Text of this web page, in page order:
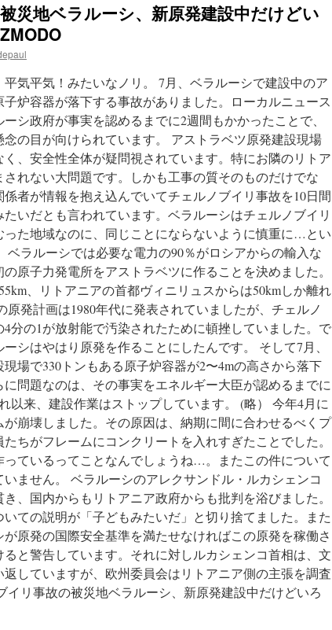
Power
a
Dangerous
via
GIZMODO
災地ベラルーシ、新原発建設中だけどい
気平気！みたいなノリ。 7月、ベラルーシで建設中のア
炉容器が落下する事故がありました。ローカルニュース
シ政府が事実を認めるまでに2週間もかかったことで、
の目が向けられています。 アストラベツ原発建設現場
、安全性全体が疑問視されています。特にお隣のリトア
れない大問題です。しかも工事の質そのものだけでな
者が情報を抱え込んでいてチェルノブイリ事故を10日間
いだとも言われています。ベラルーシはチェルノブイリ
った地域なのに、同じことにならないように慎重に…とい
ベラルーシでは必要な電力の90％がロシアからの輸入な
原子力発電所をアストラベツに作ることを決めました。
、リトアニアの首都ヴィニリュスからは50kmしか離れ
発計画は1980年代に発表されていましたが、チェルノ
分の1が放射能で汚染されたために頓挫していました。で
シはやはり原発を作ることにしたんです。 そして7月、
場で330トンもある原子炉容器が2〜4mの高さから落下
問題なのは、その事実をエネルギー大臣が認めるまでに
以来、建設作業はストップしています。 (略） 今年4月に
崩壊しました。その原因は、納期に間に合わせるべくプ
ちがフレームにコンクリートを入れすぎたことでした。
ているってことなんでしょうね…。またこの件について
ません。 ベラルーシのアレクサンドル・ルカシェンコ
、国内からもリトアニア政府からも批判を浴びました。
ての説明が「子どもみたいだ」と切り捨てました。また
原発の国際安全基準を満たせなければこの原発を稼働さ
と警告しています。それに対しルカシェンコ首相は、文
していますが、欧州委員会はリトアニア側の主張を調査
イリ事故の被災地ベラルーシ、新原発建設中だけどいろ